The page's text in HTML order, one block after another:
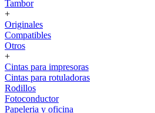
Tambor
+
Originales
Compatibles
Otros
+
Cintas para impresoras
Cintas para rotuladoras
Rodillos
Fotoconductor
Papeleria y oficina